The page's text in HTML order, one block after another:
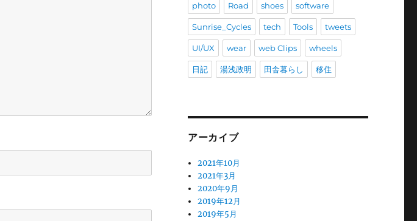
photo Road shoes software
Sunrise_Cycles tech Tools tweets
UI/UX wear web Clips wheels
日記 湯浅政明 田舎暮らし 移住
アーカイブ
2021年10月
2021年3月
2020年9月
2019年12月
2019年5月